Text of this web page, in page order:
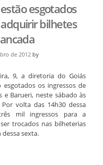
esgotados
bilhetes
de 2012 by
9, a diretoria do Goiás
os ingressos de
e Barueri, neste sábado às
volta das 14h30 dessa
mil ingressos para a
trocados nas bilheterias
sexta.